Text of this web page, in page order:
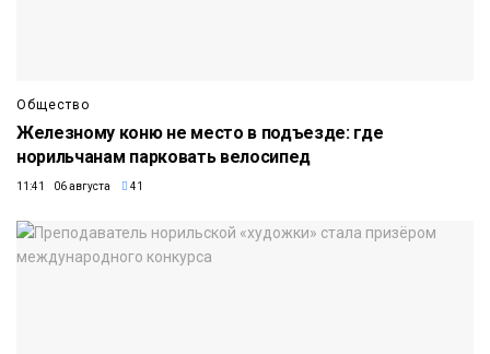
Общество
Железному коню не место в подъезде: где
норильчанам парковать велосипед
11:41 06 августа 41